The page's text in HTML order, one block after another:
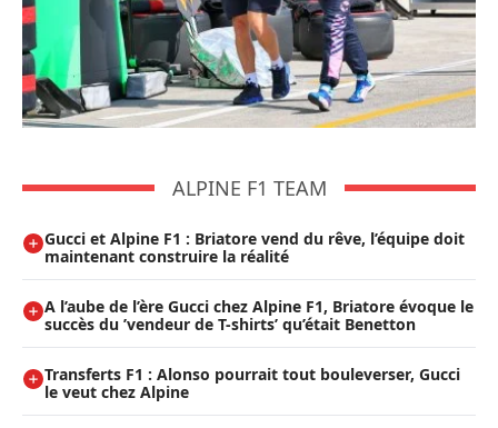
ALPINE F1 TEAM
Gucci et Alpine F1 : Briatore vend du rêve, l’équipe doit
maintenant construire la réalité
A l’aube de l’ère Gucci chez Alpine F1, Briatore évoque le
succès du ’vendeur de T-shirts’ qu’était Benetton
Transferts F1 : Alonso pourrait tout bouleverser, Gucci
le veut chez Alpine